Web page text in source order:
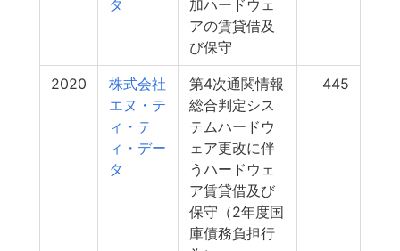
タ
加ハードウェ
アの賃貸借及
び保守
2020
株式会社
エヌ・テ
ィ・テ
ィ・デー
タ
第4次通関情報
総合判定シス
テムハードウ
ェア更改に伴
うハードウェ
ア賃貸借及び
保守（2年度国
庫債務負担行
445